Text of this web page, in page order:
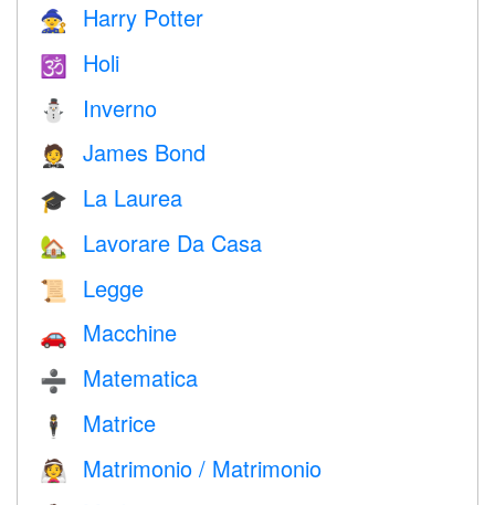
🧙 Harry Potter
🕉 Holi
⛄ Inverno
🤵 James Bond
🎓 La Laurea
🏡 Lavorare Da Casa
📜 Legge
🚗 Macchine
➗ Matematica
🕴️ Matrice
👰 Matrimonio / Matrimonio